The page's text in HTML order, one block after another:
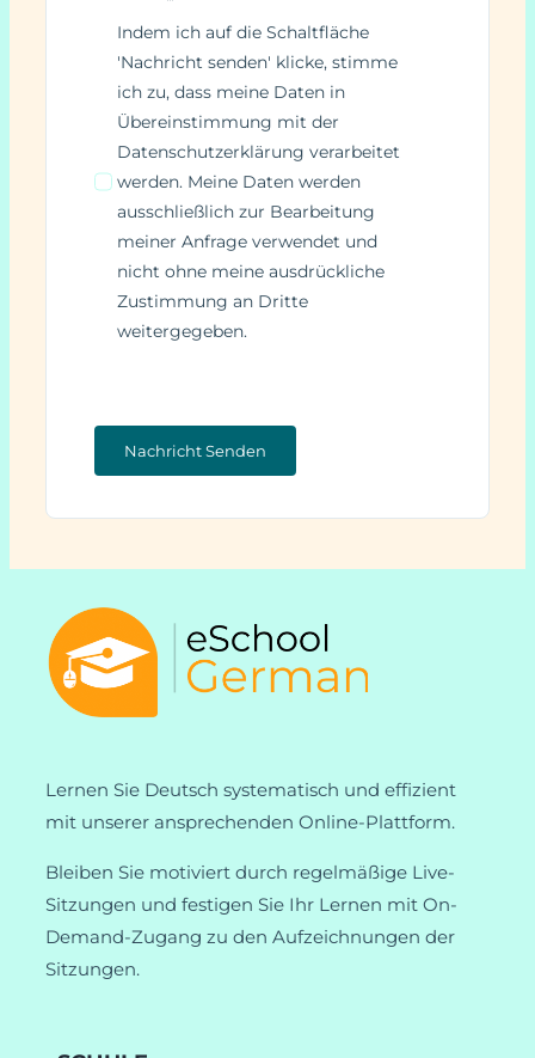
Indem ich auf die Schaltfläche
'Nachricht senden' klicke, stimme
ich zu, dass meine Daten in
Übereinstimmung mit der
Datenschutzerklärung verarbeitet
werden. Meine Daten werden
ausschließlich zur Bearbeitung
meiner Anfrage verwendet und
nicht ohne meine ausdrückliche
Zustimmung an Dritte
weitergegeben.
Nachricht Senden
Lernen Sie Deutsch systematisch und effizient
mit unserer ansprechenden Online-Plattform.
Bleiben Sie motiviert durch regelmäßige Live-
Sitzungen und festigen Sie Ihr Lernen mit On-
Demand-Zugang zu den Aufzeichnungen der
Sitzungen.